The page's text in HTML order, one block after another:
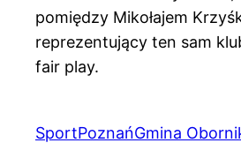
pomiędzy Mikołajem
reprezentujący ten sam
fair play.
SportPoznańGmina